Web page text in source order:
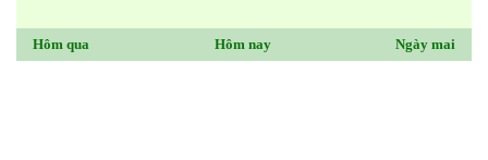
Hôm qua Hôm nay Ngày mai